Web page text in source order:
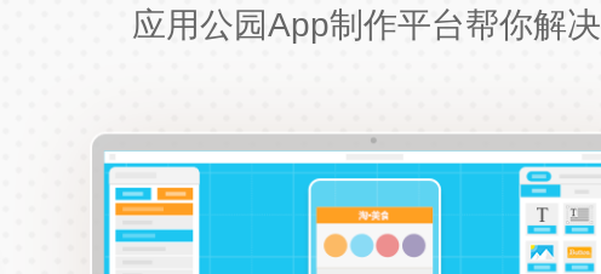
应用公园App制作平台帮你解决